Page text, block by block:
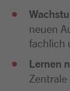
neuen
fachlich
Lernen